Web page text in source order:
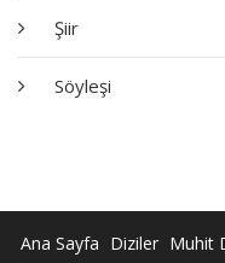
Şiir
Söyleşi
Ana Sayfa Diziler Muhit